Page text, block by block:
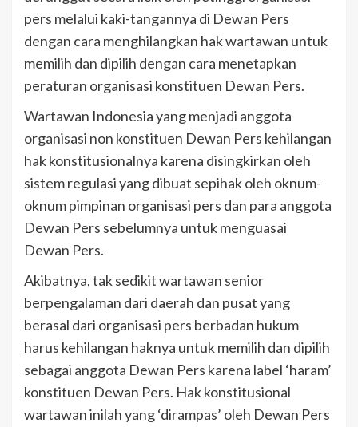
pers melalui kaki-tangannya di Dewan Pers
dengan cara menghilangkan hak wartawan untuk
memilih dan dipilih dengan cara menetapkan
peraturan organisasi konstituen Dewan Pers.
Wartawan Indonesia yang menjadi anggota
organisasi non konstituen Dewan Pers kehilangan
hak konstitusionalnya karena disingkirkan oleh
sistem regulasi yang dibuat sepihak oleh oknum-
oknum pimpinan organisasi pers dan para anggota
Dewan Pers sebelumnya untuk menguasai
Dewan Pers.
Akibatnya, tak sedikit wartawan senior
berpengalaman dari daerah dan pusat yang
berasal dari organisasi pers berbadan hukum
harus kehilangan haknya untuk memilih dan dipilih
sebagai anggota Dewan Pers karena label ‘haram’
konstituen Dewan Pers. Hak konstitusional
wartawan inilah yang ‘dirampas’ oleh Dewan Pers